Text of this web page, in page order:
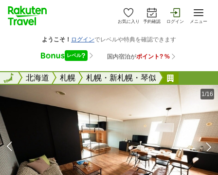
お気に入り 予約確認 ログイン メニュー
全国北海道 札幌 札幌・新札幌・琴似
全国
1/16